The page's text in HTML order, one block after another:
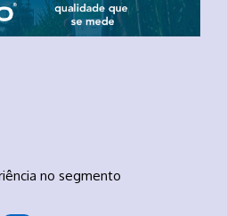
no segmento